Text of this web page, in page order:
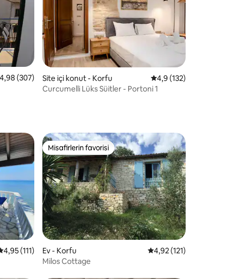
ortalama 4,98 puan, 307 değerlendirme
4,98 (307)
Site içi konut - Korfu 5 üzerinden
4,9 (132)
Curcumelli Lüks Süitler - Portoni 1
arasında
üzerinden ortalama 4,95 puan, 111 değerlendirme
4,95 (111)
Misafirlerin favorisi
Misafirlerin favorisi
Ev - Korfu 5 üzerinden ortalama
4,92 (121)
Milos Cottage